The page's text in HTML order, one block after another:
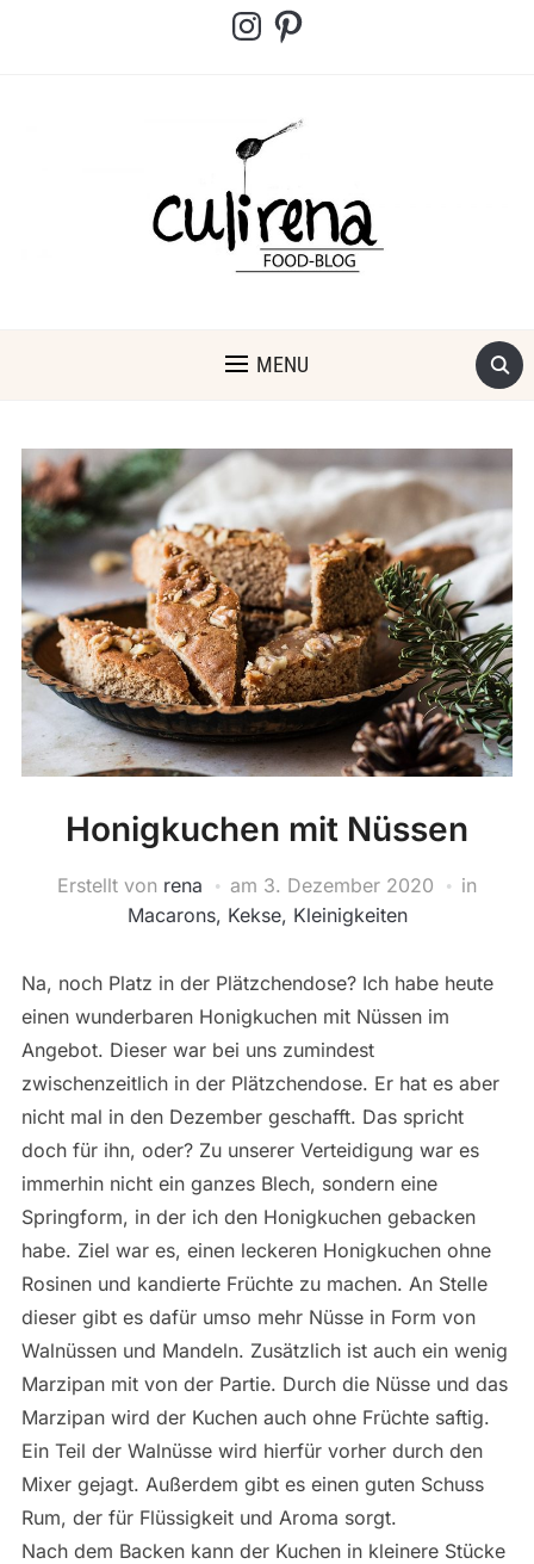
InstagramPinterest
MENU
Honigkuchen mit Nüssen
Erstellt von rena am 3. Dezember 2020
in
Macarons, Kekse, Kleinigkeiten
Na, noch Platz in der Plätzchendose? Ich habe heute
einen wunderbaren Honigkuchen mit Nüssen im
Angebot. Dieser war bei uns zumindest
zwischenzeitlich in der Plätzchendose. Er hat es aber
nicht mal in den Dezember geschafft. Das spricht
doch für ihn, oder? Zu unserer Verteidigung war es
immerhin nicht ein ganzes Blech, sondern eine
Springform, in der ich den Honigkuchen gebacken
habe. Ziel war es, einen leckeren Honigkuchen ohne
Rosinen und kandierte Früchte zu machen. An Stelle
dieser gibt es dafür umso mehr Nüsse in Form von
Walnüssen und Mandeln. Zusätzlich ist auch ein wenig
Marzipan mit von der Partie. Durch die Nüsse und das
Marzipan wird der Kuchen auch ohne Früchte saftig.
Ein Teil der Walnüsse wird hierfür vorher durch den
Mixer gejagt. Außerdem gibt es einen guten Schuss
Rum, der für Flüssigkeit und Aroma sorgt.
Nach dem Backen kann der Kuchen in kleinere Stücke